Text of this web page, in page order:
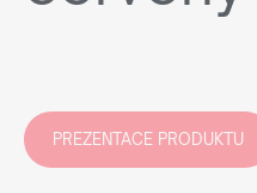
PREZENTACE PRODUKTU